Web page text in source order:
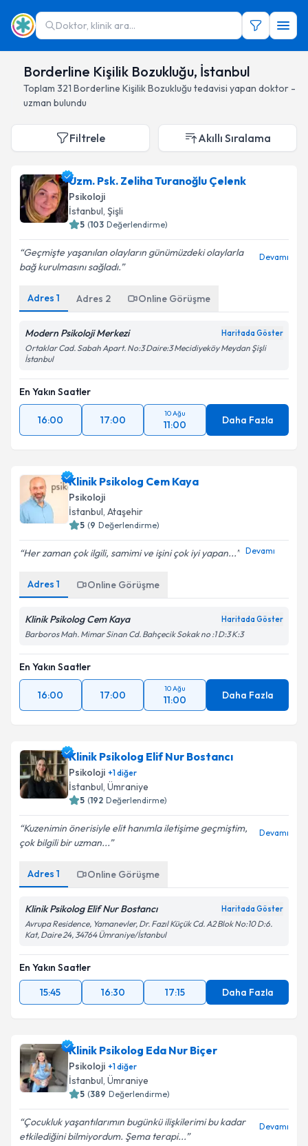
Doktor, klinik ara...
Borderline Kişilik Bozukluğu, İstanbul
Toplam 321 Borderline Kişilik Bozukluğu tedavisi yapan doktor -
uzman bulundu
Filtrele Akıllı Sıralama
Uzm. Psk. Zeliha Turanoğlu Çelenk
Psikoloji
İstanbul, Şişli
5 (103 Değerlendirme)
Geçmişte yaşanılan olayların günümüzdeki olaylarla
bağ kurulmasını sağladı.
Devamı
Adres 1 Adres 2 Online Görüşme
Modern Psikoloji Merkezi Haritada Göster
Ortaklar Cad. Sabah Apart. No:3 Daire:3 Mecidiyeköy Meydan Şişli
İstanbul
En Yakın Saatler
16:00 17:00
10 Ağu
11:00 Daha Fazla
Klinik Psikolog Cem Kaya
Psikoloji
İstanbul, Ataşehir
5 (9 Değerlendirme)
Her zaman çok ilgili, samimi ve işini çok iyi yapan... Devamı
Adres 1 Online Görüşme
Klinik Psikolog Cem Kaya Haritada Göster
Barboros Mah. Mimar Sinan Cd. Bahçecik Sokak no :1 D:3 K:3
En Yakın Saatler
16:00 17:00
10 Ağu
11:00 Daha Fazla
Klinik Psikolog Elif Nur Bostancı
Psikoloji +1diğer
İstanbul, Ümraniye
5 (192 Değerlendirme)
Kuzenimin önerisiyle elit hanımla iletişime geçmiştim,
çok bilgili bir uzman...
Devamı
Adres 1 Online Görüşme
Klinik Psikolog Elif Nur Bostancı Haritada Göster
Avrupa Residence, Yamanevler, Dr. Fazıl Küçük Cd. A2 Blok No:10 D:6.
Kat, Daire 24, 34764 Ümraniye/İstanbul
En Yakın Saatler
15:45
16:30 17:15 Daha Fazla
Klinik Psikolog Eda Nur Biçer
Psikoloji +1diğer
İstanbul, Ümraniye
5 (389 Değerlendirme)
Çocukluk yaşantılarımın bugünkü ilişkilerimi bu kadar
etkilediğini bilmiyordum. Şema terapi...
Devamı